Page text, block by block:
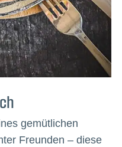
gemütlichen
Freunden – diese